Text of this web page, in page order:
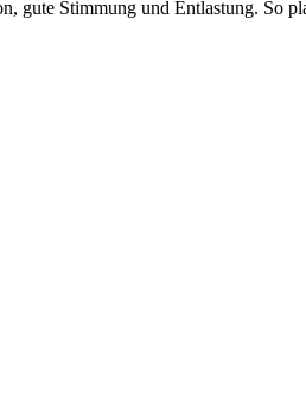
Stimmung und Entlastung. So